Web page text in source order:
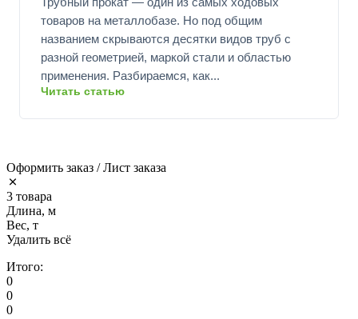
товаров на металлобазе. Но под общим
названием скрываются десятки видов труб с
разной геометрией, маркой стали и областью
применения. Разбираемся, как...
Читать статью
Оформить заказ / Лист заказа
3 товара
Длина, м
Вес, т
Удалить всё
Итого:
0
0
0